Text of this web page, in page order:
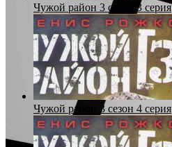
Чужой район 3 сезон 3 серия
Чужой район 3 сезон 4 серия